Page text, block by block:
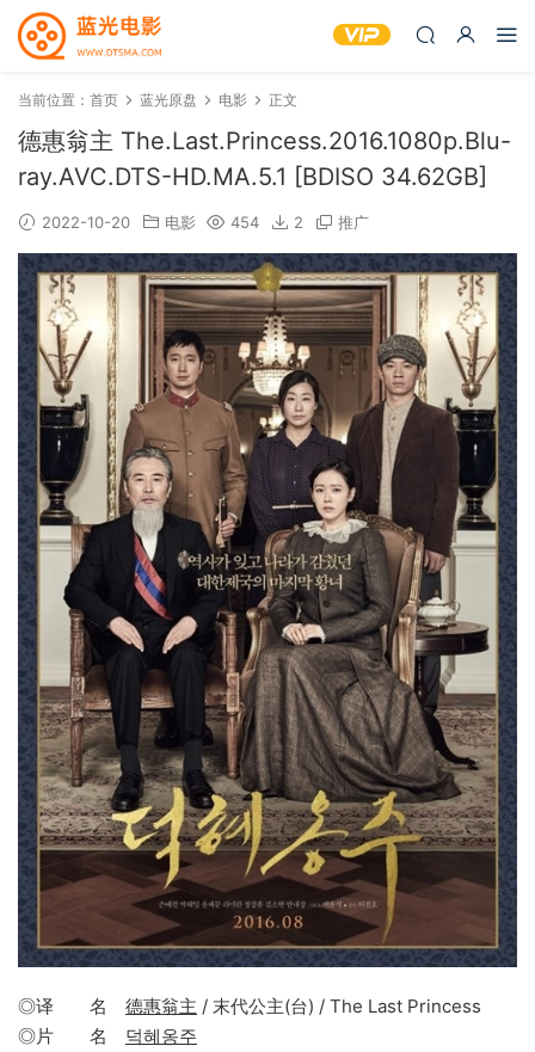
当前位置： 首页 蓝光原盘 电影 正文
德惠翁主 The.Last.Princess.2016.1080p.Blu-
ray.AVC.DTS-HD.MA.5.1 [BDISO 34.62GB]
2022-10-20 电影 454 2 推广
◎译 名 德惠翁主 / 末代公主(台) / The Last Princess
◎片 名 덕혜옹주